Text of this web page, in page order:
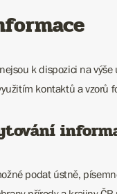
k dispozici na výše
kontaktů a vzorů
podat ústně,